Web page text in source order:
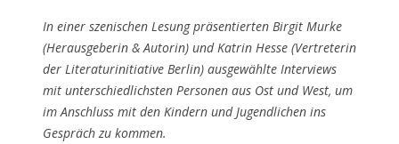
In einer szenischen Lesung präsentierten Birgit Murke
(Herausgeberin & Autorin) und Katrin Hesse (Vertreterin
der Literaturinitiative Berlin) ausgewählte Interviews
mit unterschiedlichsten Personen aus Ost und West, um
im Anschluss mit den Kindern und Jugendlichen ins
Gespräch zu kommen.